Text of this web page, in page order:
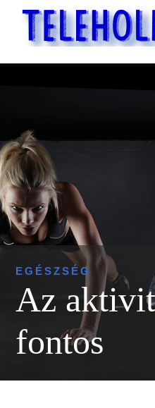
EGÉSZSÉG
Az
fontos